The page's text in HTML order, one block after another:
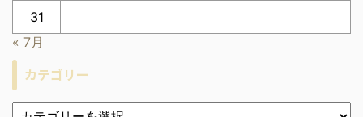
31
« 7月
カテゴリー